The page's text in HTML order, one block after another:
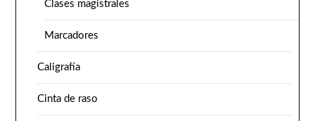
Clases magistrales
Marcadores
Caligrafía
Cinta de raso